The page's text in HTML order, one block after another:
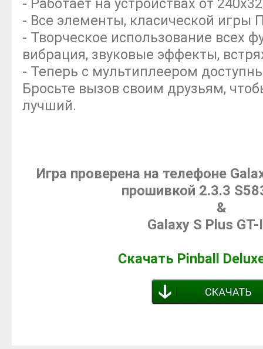
- Работает на устройствах от
- Все элементы, класической игры
- Творческое использование всех
вибрация, звуковые эффекты,
- Теперь с мультиплеером
Бросьте вызов своим друзьям,
лучший.
Игра проверена на телефоне
прошивкой 2.3.3
&
Galaxy S Plus
Скачать Pinball